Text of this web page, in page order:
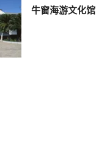
牛窗海游文化馆